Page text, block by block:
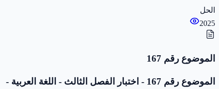
الحل
2025
الموضوع رقم 167
الموضوع رقم 167 - اختبار الفصل الثالث - اللغة العربية -